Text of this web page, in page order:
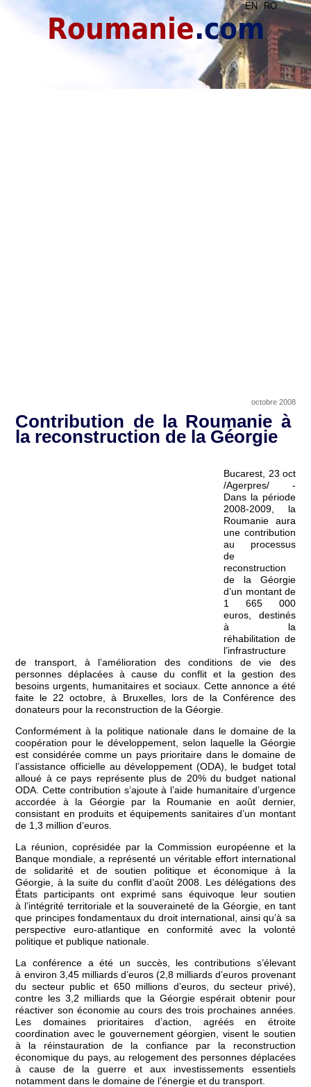
EN RO
Roumanie.com
octobre 2008
Contribution de la Roumanie à
la reconstruction de la Géorgie
Bucarest, 23 oct
/Agerpres/ -
Dans la période
2008-2009, la
Roumanie aura
une contribution
au processus
de
reconstruction
de la Géorgie
d’un montant de
1 665 000
euros, destinés
à la
réhabilitation de
l’infrastructure
de transport, à l’amélioration des conditions de vie des
personnes déplacées à cause du conflit et la gestion des
besoins urgents, humanitaires et sociaux. Cette annonce a été
faite le 22 octobre, à Bruxelles, lors de la Conférence des
donateurs pour la reconstruction de la Géorgie.
Conformément à la politique nationale dans le domaine de la
coopération pour le développement, selon laquelle la Géorgie
est considérée comme un pays prioritaire dans le domaine de
l’assistance officielle au développement (ODA), le budget total
alloué à ce pays représente plus de 20% du budget national
ODA. Cette contribution s’ajoute à l’aide humanitaire d’urgence
accordée à la Géorgie par la Roumanie en août dernier,
consistant en produits et équipements sanitaires d’un montant
de 1,3 million d’euros.
La réunion, coprésidée par la Commission européenne et la
Banque mondiale, a représenté un véritable effort international
de solidarité et de soutien politique et économique à la
Géorgie, à la suite du conflit d’août 2008. Les délégations des
États participants ont exprimé sans équivoque leur soutien
à l’intégrité territoriale et la souveraineté de la Géorgie, en tant
que principes fondamentaux du droit international, ainsi qu’à sa
perspective euro-atlantique en conformité avec la volonté
politique et publique nationale.
La conférence a été un succès, les contributions s’élevant
à environ 3,45 milliards d’euros (2,8 milliards d’euros provenant
du secteur public et 650 millions d’euros, du secteur privé),
contre les 3,2 milliards que la Géorgie espérait obtenir pour
réactiver son économie au cours des trois prochaines années.
Les domaines prioritaires d’action, agréés en étroite
coordination avec le gouvernement géorgien, visent le soutien
à la réinstauration de la confiance par la reconstruction
économique du pays, au relogement des personnes déplacées
à cause de la guerre et aux investissements essentiels
notamment dans le domaine de l’énergie et du transport.